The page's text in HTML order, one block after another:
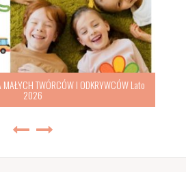
MAŁYCH TWÓRCÓW I ODKRYWCÓW Lato
2026